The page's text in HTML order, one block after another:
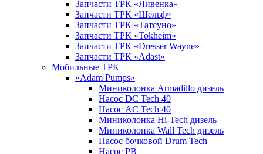
Запчасти ТРК «Ливенка»
Запчасти ТРК «Шельф»
Запчасти ТРК «Татсуно»
Запчасти ТРК «Tokheim»
Запчасти ТРК «Dresser Wayne»
Запчасти ТРК «Adast»
Мобильные ТРК
«Adam Pumps»
Миниколонка Armadillo дизель
Насос DC Tech 40
Насос AC Tech 40
Миниколонка Hi-Tech дизель
Миниколонка Wall Tech дизель
Насос бочковой Drum Tech
Насос PB